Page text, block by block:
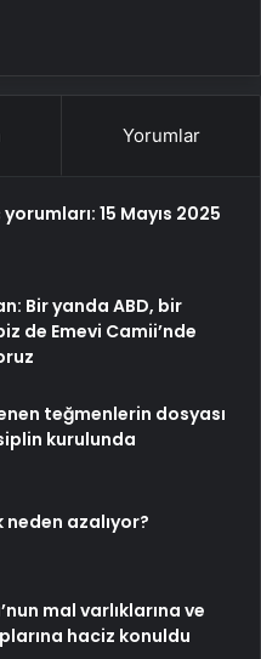
Yorumlar
15 Mayıs 2025
Bir yanda ABD, bir
de Emevi Camii’nde
teğmenlerin dosyası
kurulunda
neden azalıyor?
mal varlıklarına ve
haciz konuldu